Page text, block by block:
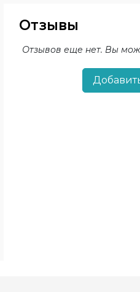
Отзывы
Отзывов еще нет. Вы